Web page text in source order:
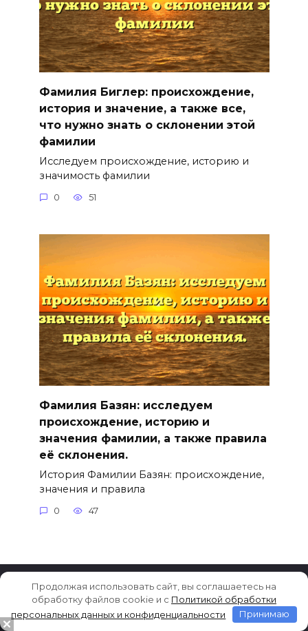
Фамилия Биглер: происхождение,
история и значение, а также все,
что нужно знать о склонении этой
фамилии
Исследуем происхождение, историю и
значимость фамилии
0 51
Фамилия Базян: исследуем
происхождение, историю и
значения фамилии, а также правила
её склонения.
История Фамилии Базян: происхождение,
значения и правила
0 47
© 2014-2026Значение
имени и фамилии
Разработка сайта
Boont.Ru
Продолжая использовать сайт, вы соглашаетесь на
обработку файлов cookie и c Политикой обработки
персональных данных и конфиденциальности
Принимаю